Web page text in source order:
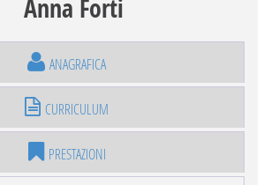
Anna Forti
ANAGRAFICA
CURRICULUM
PRESTAZIONI